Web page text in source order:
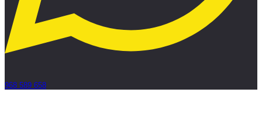
968 589 658